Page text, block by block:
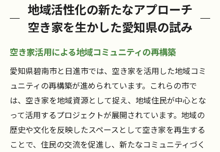
地域活性化の新たなアプローチ
空き家を生かした愛知県の試み
空き家活用による地域コミュニティの再構築
愛知県碧南市と日進市では、空き家を活用した地域コミ
ュニティの再構築が進められています。これらの市で
は、空き家を地域資源として捉え、地域住民が中心とな
って活用するプロジェクトが展開されています。地域の
歴史や文化を反映したスペースとして空き家を再生する
ことで、住民の交流を促進し、新たなコミュニティづく